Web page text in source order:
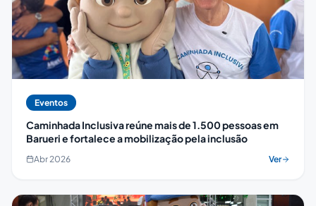
Eventos
Caminhada Inclusiva reúne mais de 1.500 pessoas em
Barueri e fortalece a mobilização pela inclusão
Abr 2026 Ver